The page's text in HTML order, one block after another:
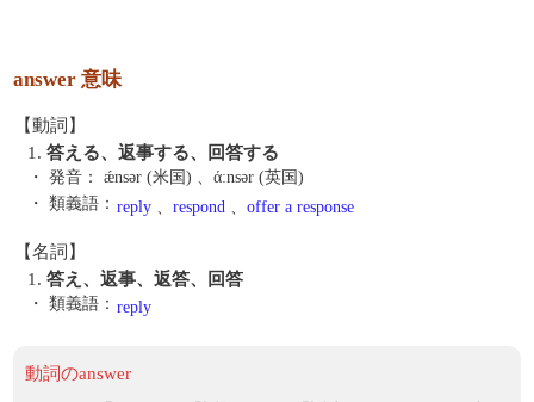
answer 意味
【動詞】
1. 答える、返事する、回答する
・ 発音：
ǽnsər (米国) 、άːnsər (英国)
・ 類義語： reply 、 respond 、 offer a response
【名詞】
1. 答え、返事、返答、回答
・ 類義語： reply
動詞のanswer